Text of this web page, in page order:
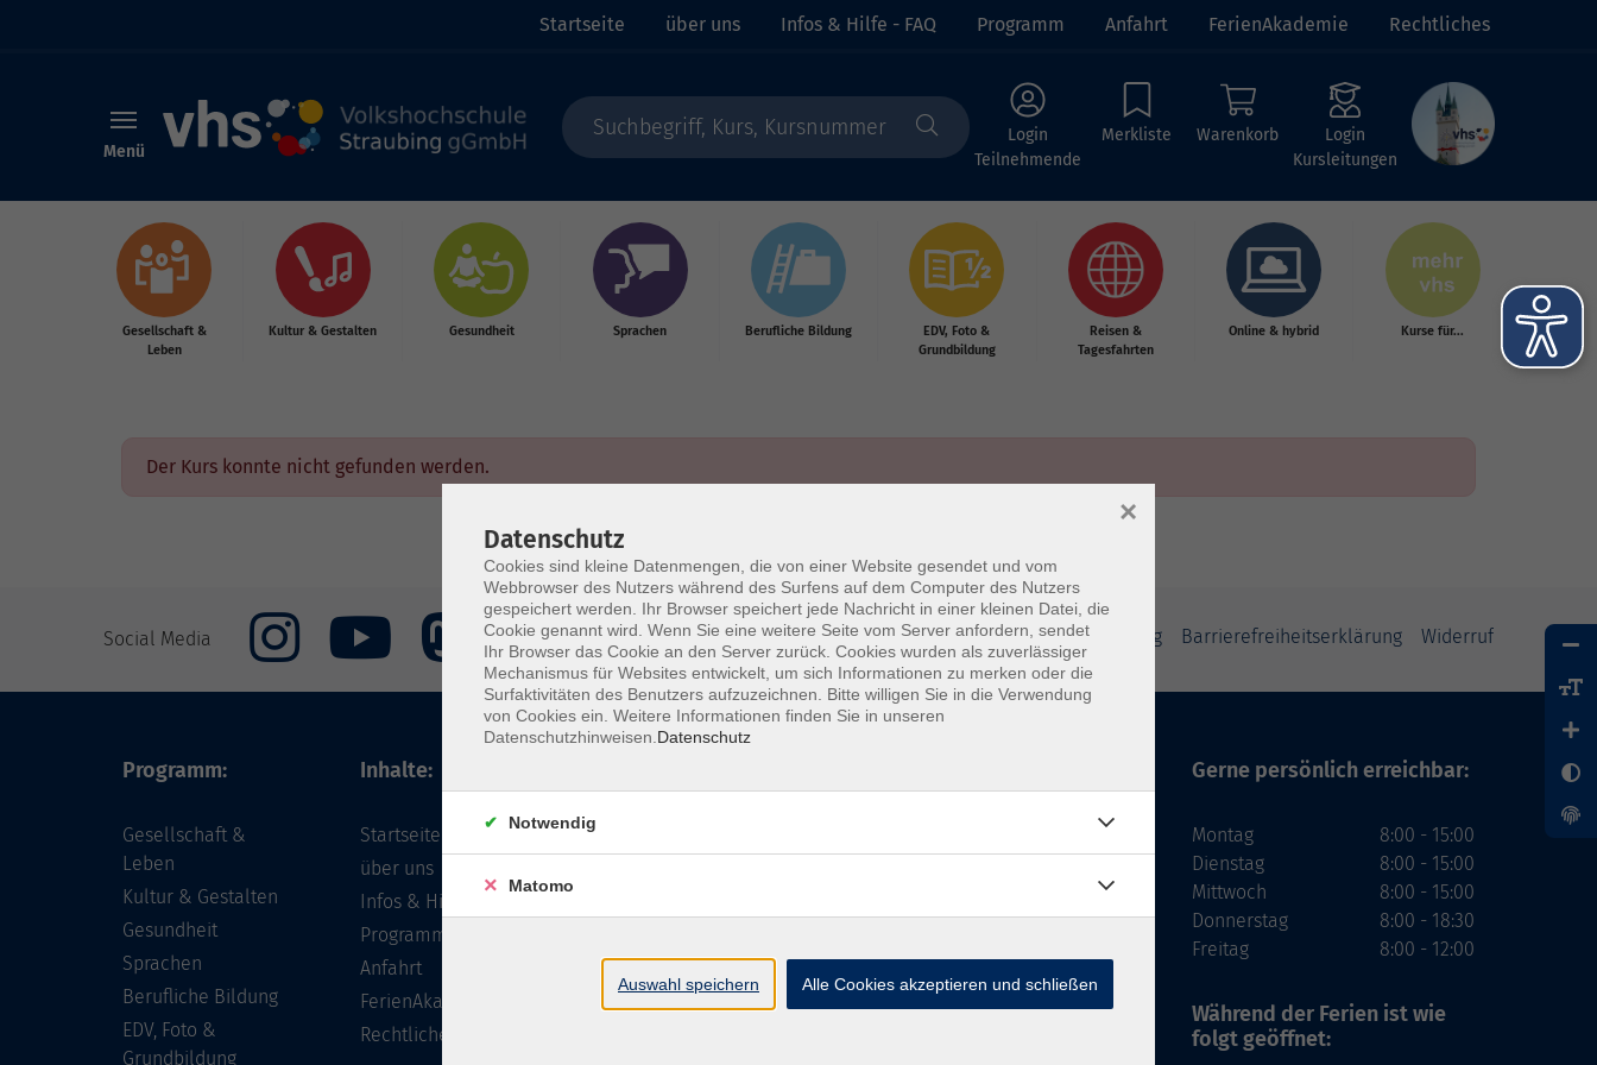
Startseite über uns Infos & Hilfe - FAQ Programm Anfahrt FerienAkademie Rechtliches
Menü
Login
Teilnehmende
Merkliste Warenkorb
Login
Kursleitungen
Gesellschaft &
Leben
Kultur & Gestalten Gesundheit Sprachen Berufliche Bildung
EDV, Foto &
Grundbildung
Reisen &
Tagesfahrten
Online & hybrid Kurse für...
Der Kurs konnte nicht gefunden werden.
Social Media Impressum AGB Widerrufsbelehrung Datenschutzerklärung Barrierefreiheitserklärung Widerruf
Programm:
Gesellschaft &
Leben
Kultur & Gestalten
Gesundheit
Sprachen
Berufliche Bildung
EDV, Foto &
Grundbildung
Inhalte:
Startseite
über uns
Infos & Hilfe - FAQ
Programm
Anfahrt
FerienAkademie
Rechtliches
Tel: +49 9421 8457-0
Fax: +49 9421 8457-50
Gerne persönlich erreichbar:
Montag
Dienstag
Mittwoch
Donnerstag
Freitag
8:00 - 15:00
8:00 - 15:00
8:00 - 15:00
8:00 - 18:30
8:00 - 12:00
Während der Ferien ist wie
folgt geöffnet:
Datenschutz
Cookies sind kleine Datenmengen, die von einer Website gesendet und vom
Webbrowser des Nutzers während des Surfens auf dem Computer des Nutzers
gespeichert werden. Ihr Browser speichert jede Nachricht in einer kleinen Datei, die
Cookie genannt wird. Wenn Sie eine weitere Seite vom Server anfordern, sendet
Ihr Browser das Cookie an den Server zurück. Cookies wurden als zuverlässiger
Mechanismus für Websites entwickelt, um sich Informationen zu merken oder die
Surfaktivitäten des Benutzers aufzuzeichnen. Bitte willigen Sie in die Verwendung
von Cookies ein. Weitere Informationen finden Sie in unseren
Datenschutzhinweisen. Datenschutz
×
Notwendig
Matomo
Auswahl speichern Alle Cookies akzeptieren und schließen